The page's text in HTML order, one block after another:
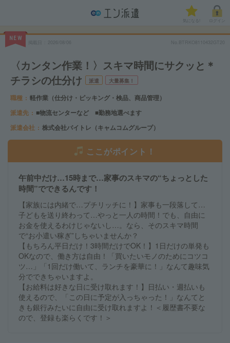
気になる!
NEW
No.BTRKO8110432GT20
〈カンタン作業！〉スキマ時間にサクッと＊
チラシの仕分け
派遣 大量募集！
職種
軽作業（仕分け・ピッキング・検品、商品管理）
派遣先
■物流センターなど ■勤務地選べます
派遣会社
株式会社バイトレ（キャムコムグループ）
ここがポイント！
午前中だけ…15時まで…家事のスキマの“ちょっとした
時間”でできるんです！
【家族には内緒で…プチリッチに！】家事も一段落して…
子どもを送り終わって…やっと一人の時間！でも、自由に
お金を使えるわけじゃないし…。なら、そのスキマ時間
で“お小遣い稼ぎ”しちゃいませんか？
【もちろん平日だけ！3時間だけでOK！】1日だけの単発も
OKなので、働き方は自由！「買いたいモノのためにコツコ
ツ…」「1回だけ働いて、ランチを豪華に！」なんて趣味気
分でできちゃいますよ。
【お給料は好きな日に受け取れます！】日払い・週払いも
使えるので、「この日に予定が入っちゃった！」なんてと
きも銀行みたいに自由に受け取れますよ！＜履歴書不要な
ので、登録も楽らくです！＞